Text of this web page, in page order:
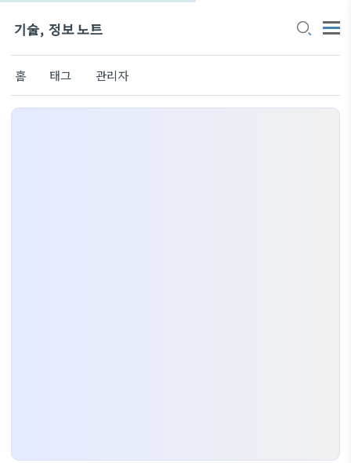
기술, 정보 노트
홈 태그 관리자